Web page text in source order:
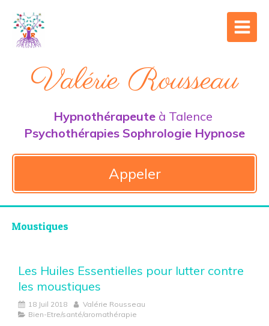
Valérie Rousseau
Hypnothérapeute à Talence
Psychothérapies Sophrologie Hypnose
Appeler
Moustiques
Les Huiles Essentielles pour lutter contre
les moustiques
18 Juil 2018
Valérie Rousseau
Bien-Etre/santé/aromathérapie